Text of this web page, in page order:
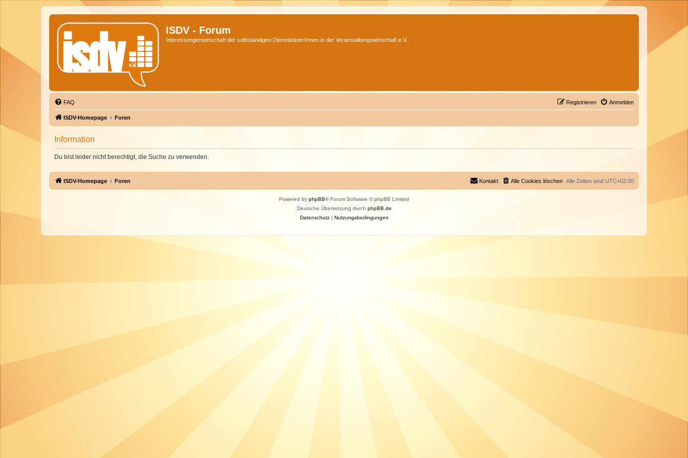
ISDV - Forum
Interessengemeinschaft der selbständigen Dienstleister/Innen in der Veranstaltungswirtschaft e.V.
FAQ Anmelden
Registrieren
ISDV-Homepage Foren
Information
Du bist leider nicht berechtigt, die Suche zu verwenden.
ISDV-Homepage Foren Alle Zeiten sind UTC+02:00
Alle Cookies löschen
Kontakt
Powered by phpBB® Forum Software © phpBB Limited
Deutsche Übersetzung durch phpBB.de
Datenschutz| Nutzungsbedingungen